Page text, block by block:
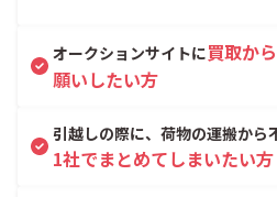
オークションサイトに買取か
願いしたい方
引越しの際に、荷物の運搬から
1社でまとめてしまいたい方